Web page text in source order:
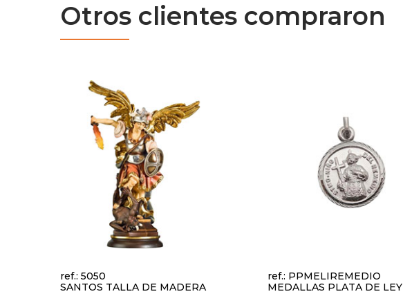
Otros clientes compraron
ref.: 5050
SANTOS TALLA DE MADERA
ref.: PPMELIREMEDIO
MEDALLAS PLATA DE LEY